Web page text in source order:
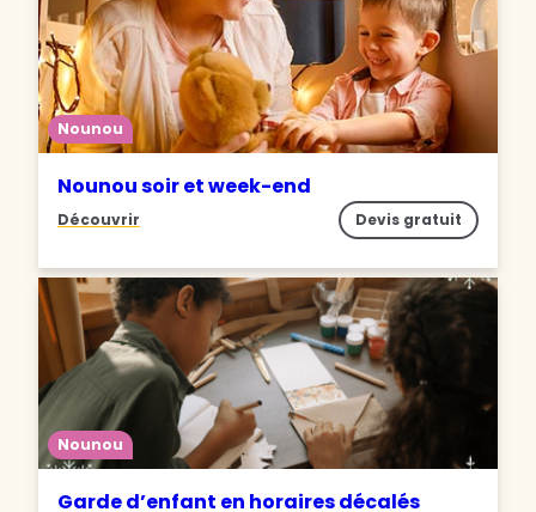
Nounou
Nounou soir et week-end
Découvrir Devis gratuit
Nounou
Garde d’enfant en horaires décalés